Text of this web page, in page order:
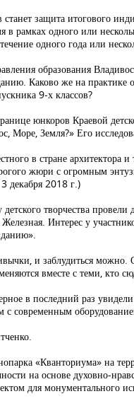
защита итогового
рамках одного или
одного года или
образования
Каково же на
9-х классов?
юнкоров Краевой
Море, Земля?» Его
в стране
жюри с огромным
декабря 2018 г.)
творчества
Интерес у участников
и заблудиться
вместе с теми, кто
в последний раз
с современным
«Кванториума» на
на основе духовно-
для монументального